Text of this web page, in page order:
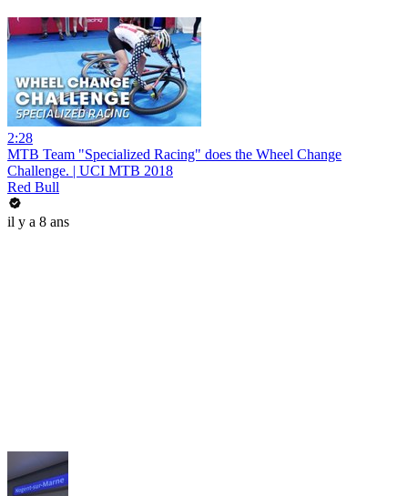
2:28
MTB Team "Specialized Racing" does the Wheel Change
Challenge. | UCI MTB 2018
Red Bull
il y a 8 ans